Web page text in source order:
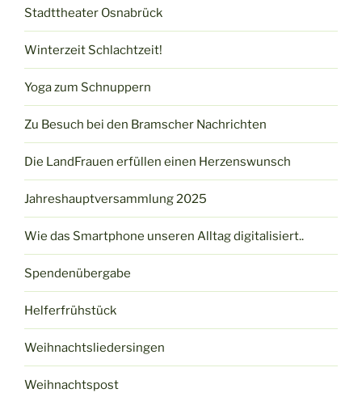
Stadttheater Osnabrück
Winterzeit Schlachtzeit!
Yoga zum Schnuppern
Zu Besuch bei den Bramscher Nachrichten
Die LandFrauen erfüllen einen Herzenswunsch
Jahreshauptversammlung 2025
Wie das Smartphone unseren Alltag digitalisiert..
Spendenübergabe
Helferfrühstück
Weihnachtsliedersingen
Weihnachtspost